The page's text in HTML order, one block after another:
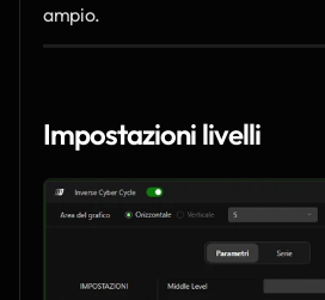
ampio.
Impostazioni livelli